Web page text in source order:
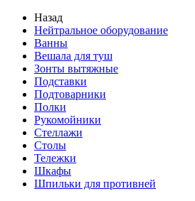
Назад
Нейтральное оборудование
Ванны
Вешала для туш
Зонты вытяжные
Подставки
Подтоварники
Полки
Рукомойники
Стеллажи
Столы
Тележки
Шкафы
Шпильки для противней